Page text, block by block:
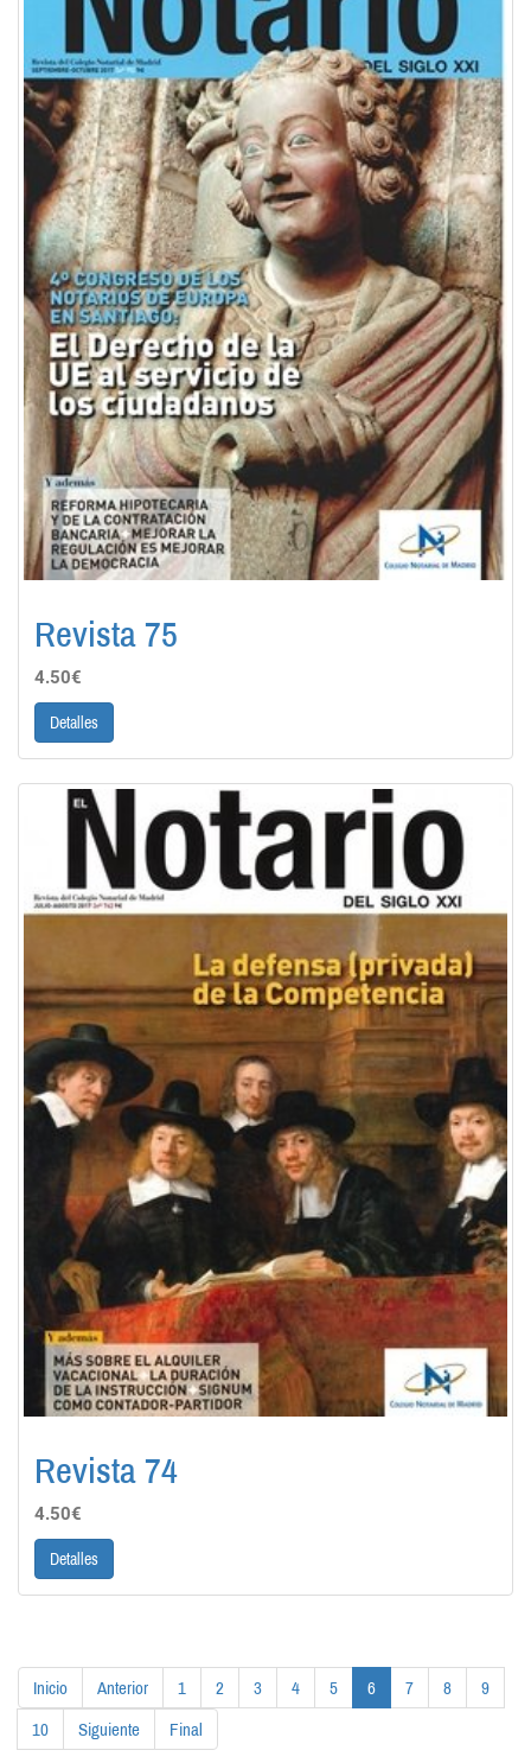
Revista 75
4.50€
Detalles
Revista 74
4.50€
Detalles
Inicio Anterior 1 2 3 4 5 6 7 8
9
10
Siguiente Final